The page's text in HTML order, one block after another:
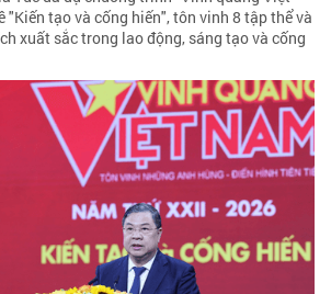
"Kiến tạo và cống hiến", tôn vinh 8 tập thể và
xuất sắc trong lao động, sáng tạo và cống